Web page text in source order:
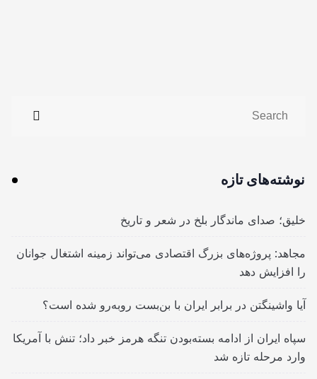
نوشته‌های تازه
خلیق؛ صدای ماندگار بلخ در شعر و تاریخ
مجاهد: پروژه‌های بزرگ اقتصادی می‌تواند زمینه اشتغال جوانان
را افزایش دهد
آیا واشینگتن در برابر ایران با بن‌بست روبه‌رو شده است؟
سپاه ایران از ادامه بسته‌بودن تنگه هرمز خبر داد؛ تنش با آمریکا
وارد مرحله تازه شد